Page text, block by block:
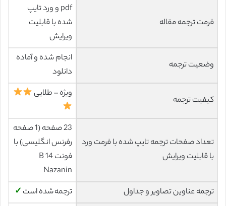
فرمت ترجمه مقاله
pdf و ورد تایپ
شده با قابلیت
ویرایش
وضعیت ترجمه
انجام شده و آماده
دانلود
کیفیت ترجمه
ویژه – طلایی
تعداد صفحات ترجمه تایپ شده با فرمت ورد
با قابلیت ویرایش
23 صفحه (1 صفحه
رفرنس انگلیسی) با
فونت 14 B
Nazanin
ترجمه عناوین تصاویر و جداول
ترجمه شده است ✓